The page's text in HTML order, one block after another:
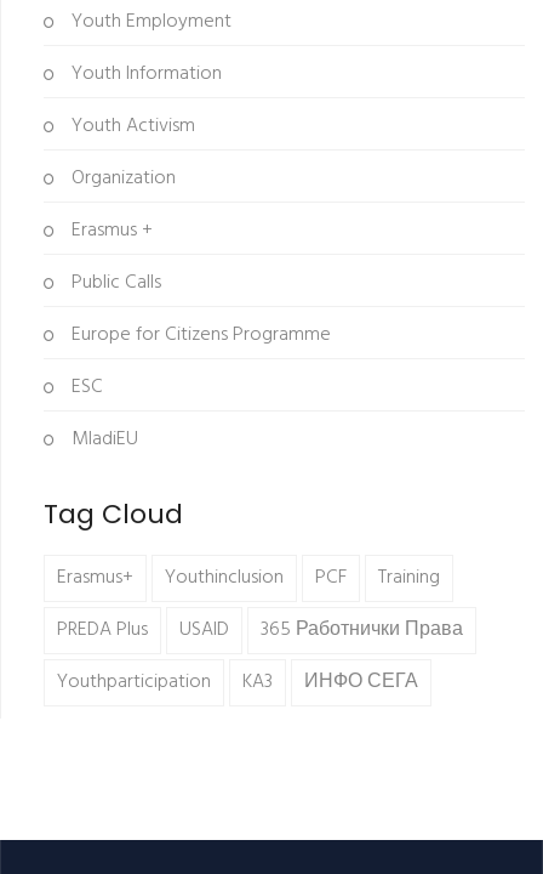
Youth Employment
Youth Information
Youth Activism
Organization
Erasmus +
Public Calls
Europe for Citizens Programme
ESC
MladiEU
Tag Cloud
Erasmus+ Youthinclusion PCF
Training
PREDA Plus
USAID
365 Работнички Права
Youthparticipation
KA3 ИНФО СЕГА